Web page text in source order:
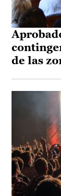
de las